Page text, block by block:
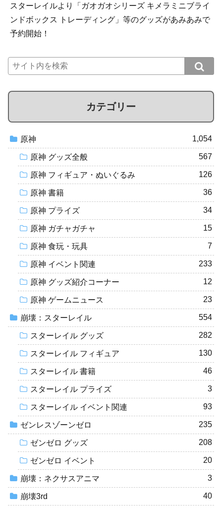
スターレイルより「ガオガオシリーズ キメラミニブライ
ンドボックス トレーディング」等のグッズがあみあみで
予約開始！
カテゴリー
原神 1,054
原神 グッズ全般 567
原神 フィギュア・ぬいぐるみ 126
原神 書籍 36
原神 プライズ 34
原神 ガチャガチャ 15
原神 食玩・玩具 7
原神 イベント関連 233
原神 グッズ紹介コーナー 12
原神 ゲームニュース 23
崩壊：スターレイル 554
スターレイル グッズ 282
スターレイル フィギュア 130
スターレイル 書籍 46
スターレイル プライズ 3
スターレイル イベント関連 93
ゼンレスゾーンゼロ 235
ゼンゼロ グッズ 208
ゼンゼロ イベント 20
崩壊：ネクサスアニマ 3
崩壊3rd 40